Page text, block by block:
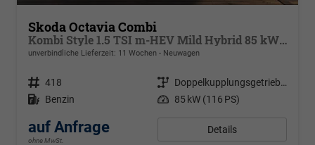
Skoda Octavia Combi
Kombi Style 1.5 TSI m-HEV Mild Hybrid 85 kW DSG
unverbindliche Lieferzeit: 11 Wochen Neuwagen
Fahrzeugnr. 418 Getriebe
Doppelkupplungsgetriebe (DSG)
Kraftstoff Benzin Leistung 85 kW (116 PS)
auf Anfrage
ohne MwSt.
Details